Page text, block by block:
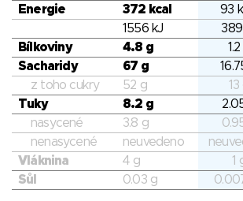
Energie 372 kcal 93
1556 kJ
Bílkoviny
4.8 g
Sacharidy
67 g
z toho cukry
52 g
13
Tuky
8.2 g
nasycené
3.8 g
nenasycené
neuvedeno
Vláknina
4 g
1
Sůl
0.03 g